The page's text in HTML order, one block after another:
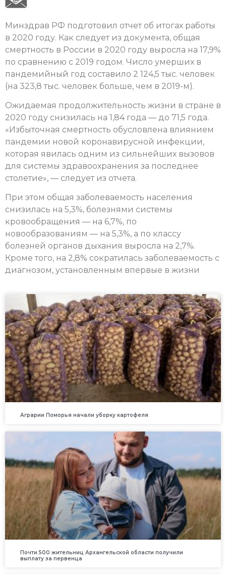
Минздрав РФ подготовил отчет об итогах работы
в 2020 году. Как следует из документа, общая
смертность в России в 2020 году выросла на 17,9%
по сравнению с 2019 годом. Число умерших в
пандемийный год составило 2 124,5 тыс. человек
(на 323,8 тыс. человек больше, чем в 2019-м).
Ожидаемая продолжительность жизни в стране в
2020 году снизилась на 1,84 года — до 71,5 года.
«Избыточная смертность обусловлена влиянием
пандемии новой коронавирусной инфекции,
которая явилась одним из сильнейших вызовов
для системы здравоохранения за последнее
столетие», — следует из отчета.
При этом общая заболеваемость населения
снизилась на 5,3%, болезнями системы
кровообращения — на 6,7%, по
новообразованиям — на 5,3%, а по классу
болезней органов дыхания выросла на 2,7%.
Кроме того, на 2,8% сократилась заболеваемость с
диагнозом, установленным впервые в жизни
Аграрии Поморья начали уборку картофеля
Почти 500 жительниц Архангельской области получили
выплату за первенца